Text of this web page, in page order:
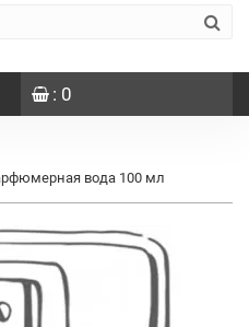
: 0
вода 100 мл